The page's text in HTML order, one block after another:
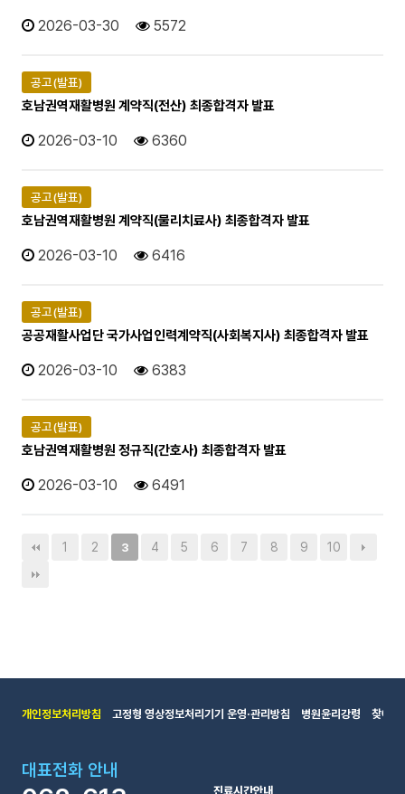
2026-03-30 5572
공고(발표)
호남권역재활병원 계약직(전산) 최종합격자 발표
2026-03-10 6360
공고(발표)
호남권역재활병원 계약직(물리치료사) 최종합격자 발표
2026-03-10 6416
공고(발표)
공공재활사업단 국가사업인력계약직(사회복지사) 최종합격자 발표
2026-03-10 6383
공고(발표)
호남권역재활병원 정규직(간호사) 최종합격자 발표
2026-03-10 6491
1 2 3 4 5 6 7 8 9 10
개인정보처리방침 고정형 영상정보처리기기 운영·관리방침 병원윤리강령 찾아오
대표전화 안내
진료시간안내